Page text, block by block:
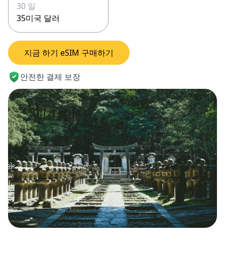
30 일
35미국 달러
지금 하기 eSIM 구매하기
안전한 결제 보장